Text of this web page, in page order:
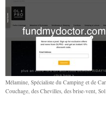
Mélamine, Spécialiste du Camping et de
Couchage, des Chevilles, des brise-vent,